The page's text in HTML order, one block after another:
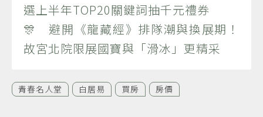
選上半年TOP20關鍵詞抽千元禮券
🎊 避開《龍藏經》排隊潮與換展期！
故宮北院限展國寶與「滑冰」更精采
青春名人堂 白居易 買房 房價